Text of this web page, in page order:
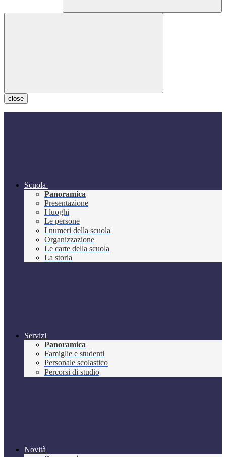
close
Scuola
Panoramica
Presentazione
I luoghi
Le persone
I numeri della scuola
Organizzazione
Le carte della scuola
La storia
Servizi
Panoramica
Famiglie e studenti
Personale scolastico
Percorsi di studio
Novità